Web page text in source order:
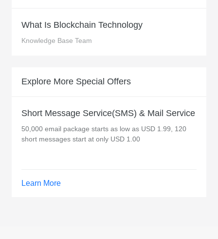
What Is Blockchain Technology
Knowledge Base Team
Explore More Special Offers
Short Message Service(SMS) & Mail Service
50,000 email package starts as low as USD 1.99, 120
short messages start at only USD 1.00
Learn More